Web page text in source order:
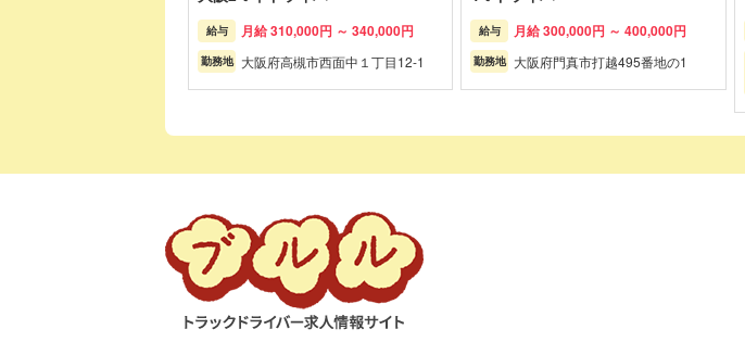
給与 月給 310,000円 ～ 340,000円
勤務地 大阪府高槻市西面中１丁目12-1
給与 月給 300,000円 ～ 400,000円
勤務地 大阪府門真市打越495番地の1